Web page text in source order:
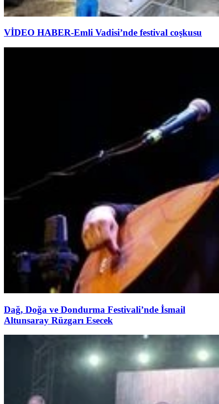
VİDEO HABER-Emli Vadisi’nde festival coşkusu
Dağ, Doğa ve Dondurma Festivali’nde İsmail
Altunsaray Rüzgarı Esecek